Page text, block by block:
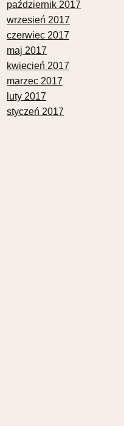
październik 2017
wrzesień 2017
czerwiec 2017
maj 2017
kwiecień 2017
marzec 2017
luty 2017
styczeń 2017